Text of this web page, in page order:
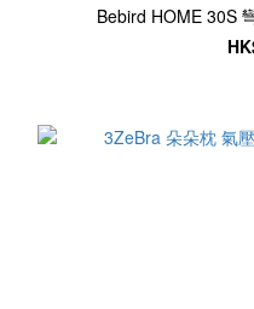
Bebird HOME 30S